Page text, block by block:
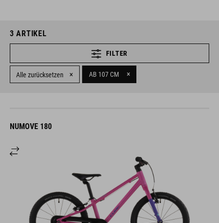
3 ARTIKEL
FILTER
Alle zurücksetzen × AB 107 CM ×
NUMOVE 180